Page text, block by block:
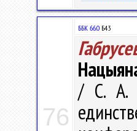
76
ББК 66.0 Б43
/ С. А.